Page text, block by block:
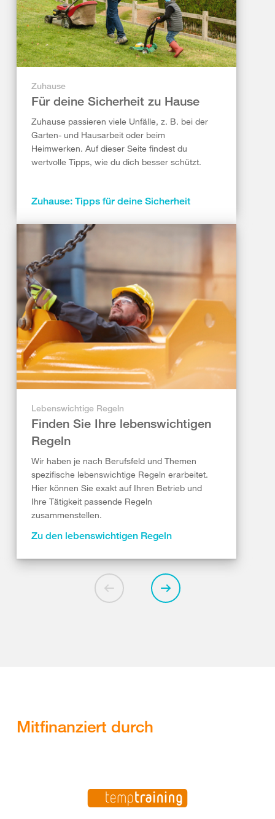
Zuhause
Für deine Sicherheit zu Hause
Zuhause passieren viele Unfälle, z. B. bei der
Garten- und Hausarbeit oder beim
Heimwerken. Auf dieser Seite findest du
wertvolle Tipps, wie du dich besser schützt.
Zuhause: Tipps für deine Sicherheit
Lebenswichtige Regeln
Finden Sie Ihre lebenswichtigen
Regeln
Wir haben je nach Berufsfeld und Themen
spezifische lebenswichtige Regeln erarbeitet.
Hier können Sie exakt auf Ihren Betrieb und
Ihre Tätigkeit passende Regeln
zusammenstellen.
Zu den lebenswichtigen Regeln
Mitfinanziert durch